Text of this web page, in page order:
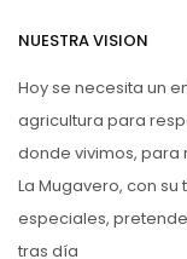
NUESTRA VISION
Hoy se necesita un
agricultura para
donde vivimos, para
La Mugavero, con
especiales,
tras día